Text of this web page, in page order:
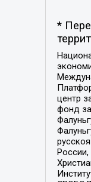
*
центр
фонд